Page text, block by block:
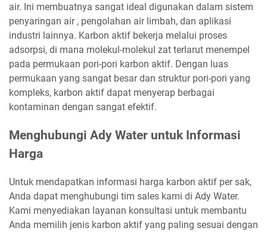
air. Ini membuatnya sangat ideal digunakan dalam sistem
penyaringan air , pengolahan air limbah, dan aplikasi
industri lainnya. Karbon aktif bekerja melalui proses
adsorpsi, di mana molekul-molekul zat terlarut menempel
pada permukaan pori-pori karbon aktif. Dengan luas
permukaan yang sangat besar dan struktur pori-pori yang
kompleks, karbon aktif dapat menyerap berbagai
kontaminan dengan sangat efektif.
Menghubungi Ady Water untuk Informasi
Harga
Untuk mendapatkan informasi harga karbon aktif per sak,
Anda dapat menghubungi tim sales kami di Ady Water.
Kami menyediakan layanan konsultasi untuk membantu
Anda memilih jenis karbon aktif yang paling sesuai dengan